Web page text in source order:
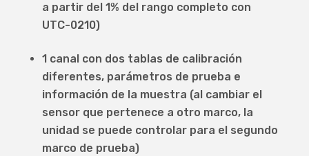
a partir del 1% del rango completo con
UTC-0210)
1 canal con dos tablas de calibración
diferentes, parámetros de prueba e
información de la muestra (al cambiar el
sensor que pertenece a otro marco, la
unidad se puede controlar para el segundo
marco de prueba)